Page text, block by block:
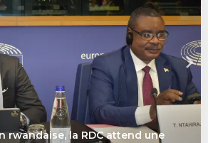
rwandaise, la RDC attend une